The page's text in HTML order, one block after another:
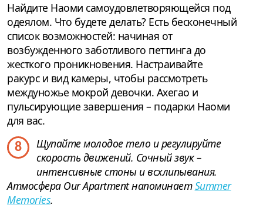
Найдите Наоми самоудовлетворяющейся под
одеялом. Что будете делать? Есть бесконечный
список возможностей: начиная от
возбужденного заботливого петтинга до
жесткого проникновения. Настраивайте
ракурс и вид камеры, чтобы рассмотреть
междуножье мокрой девочки. Ахегао и
пульсирующие завершения – подарки Наоми
для вас.
8
Щупайте молодое тело и регулируйте
скорость движений. Сочный звук –
интенсивные стоны и всхлипывания.
Атмосфера Our Apartment напоминаетSummer
Memories.